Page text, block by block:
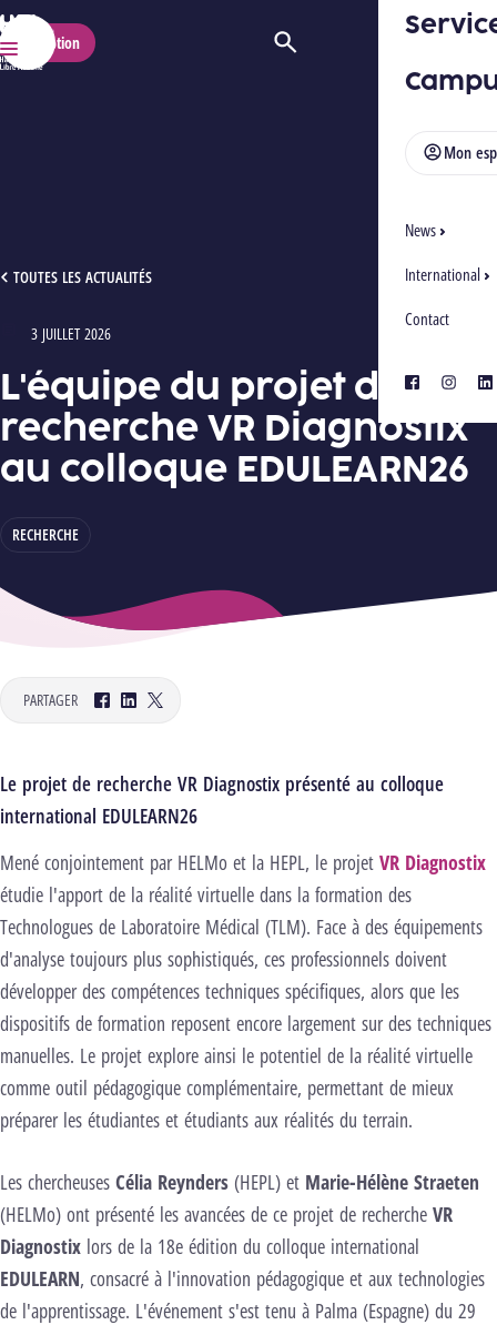
HELMo
Menu
Mon
News
International
Contact
facebook
Inscription Ouvrir/Fermer la recherche
TOUTES LES ACTUALITÉS
L'ÉQUIPE DU PROJET DE RECHERCHE VR DIAGNOSTIX AU COLLOQUE EDULEARN26
L'équipe du projet de
recherche VR Diagnostix
au colloque EDULEARN26
Type : Articles
3 JUILLET 2026
RECHERCHE
PARTAGER
Facebook
LinkedInTwitter
Le projet de recherche VR Diagnostix présenté au colloque
international EDULEARN26
Mené conjointement par HELMo et la HEPL, le projet VR Diagnostix
étudie l'apport de la réalité virtuelle dans la formation des
Technologues de Laboratoire Médical (TLM). Face à des équipements
d'analyse toujours plus sophistiqués, ces professionnels doivent
développer des compétences techniques spécifiques, alors que les
dispositifs de formation reposent encore largement sur des techniques
manuelles. Le projet explore ainsi le potentiel de la réalité virtuelle
comme outil pédagogique complémentaire, permettant de mieux
préparer les étudiantes et étudiants aux réalités du terrain.
Les chercheuses Célia Reynders (HEPL) et Marie-Hélène Straeten
(HELMo) ont présenté les avancées de ce projet de recherche VR
Diagnostix lors de la 18e édition du colloque international
EDULEARN, consacré à l'innovation pédagogique et aux technologies
de l'apprentissage. L'événement s'est tenu à Palma (Espagne) du 29